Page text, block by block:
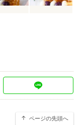
ページの先頭へ